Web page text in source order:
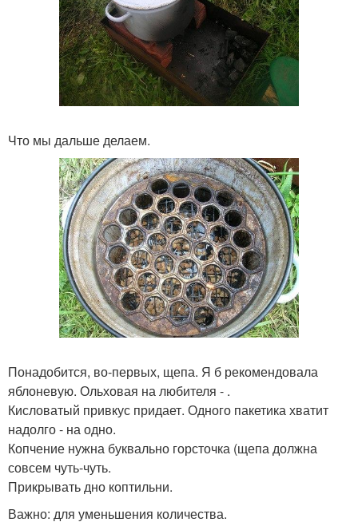
Что мы дальше делаем.
Понадобится, во-первых, щепа. Я б рекомендовала
яблоневую. Ольховая на любителя - .
Кисловатый привкус придает. Одного пакетика хватит
надолго - на одно.
Копчение нужна буквально горсточка (щепа должна
совсем чуть-чуть.
Прикрывать дно коптильни.
Важно: для уменьшения количества.